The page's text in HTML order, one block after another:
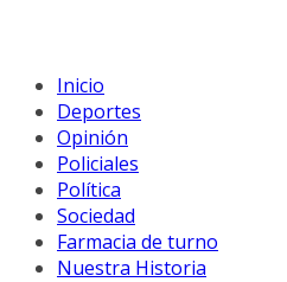
Inicio
Deportes
Opinión
Policiales
Política
Sociedad
Farmacia de turno
Nuestra Historia